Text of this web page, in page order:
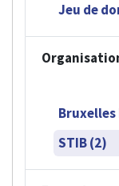
Jeu de
STIB (2)